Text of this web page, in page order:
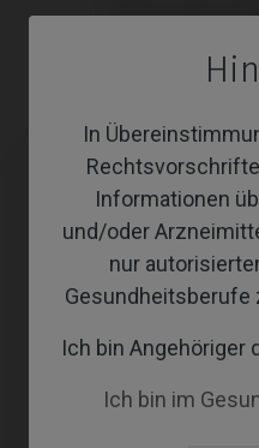
In
Informationen
und/oder
nur
Gesundheitsberufe
Ich bin Angehöriger
Ich bin im
                      PSD Locator Prothese